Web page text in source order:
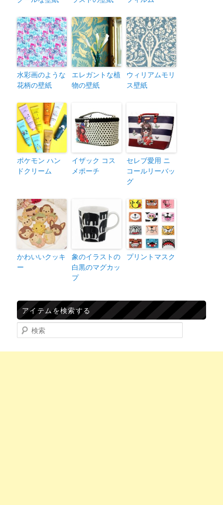
水彩画のような
花柄の壁紙
エレガントな植
物の壁紙
ウィリアムモリ
ス壁紙
ポケモン ハン
ドクリーム
イザック コス
メポーチ
セレブ愛用 ニ
コールリーバッ
グ
かわいいクッキ
ー
象のイラストの
白黒のマグカッ
プ
プリントマスク
アイテムを検索する
検索